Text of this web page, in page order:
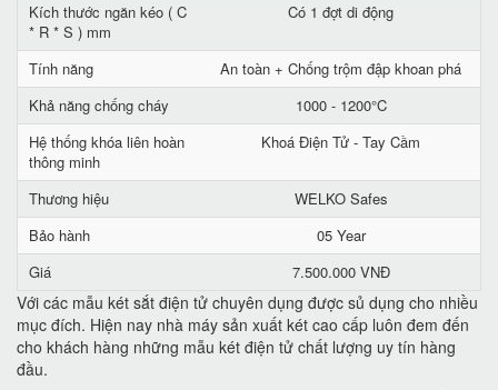
Kích thước ngăn kéo ( C
* R * S ) mm
Có 1 đợt di động
Tính năng
An toàn + Chống trộm đập khoan phá
Khả năng chống cháy
1000 - 1200°C
Hệ thống khóa liên hoàn
thông minh
Khoá Điện Tử - Tay Cầm
Thương hiệu
WELKO Safes
Bảo hành
05 Year
Giá
7.500.000 VNĐ
Với các mẫu két sắt điện tử chuyên dụng được sủ dụng cho nhiều
mục đích. Hiện nay nhà máy sản xuất két cao cấp luôn đem đến
cho khách hàng những mẫu két điện tử chất lượng uy tín hàng
đầu.